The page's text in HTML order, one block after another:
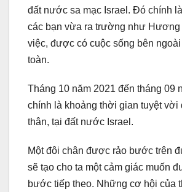
đất nước sa mạc Israel. Đó chính
các bạn vừa ra trường như
việc, được có cuộc sống bên
toàn.
Tháng 10 năm 2021 đến tháng 09
chính là khoảng thời gian tuyệt vời
thân, tại đất nước Israel.
Một đôi chân được rảo bước trên
sẽ tạo cho ta một cảm giác muốn
bước tiếp theo. Những cơ hội của